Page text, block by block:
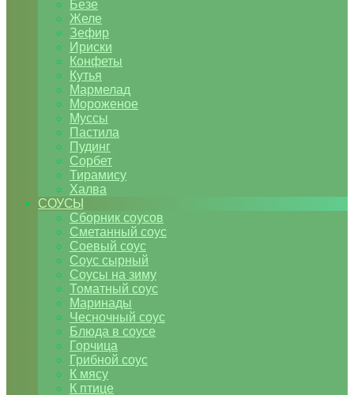
Безе
Желе
Зефир
Ириски
Конфеты
Кутья
Мармелад
Мороженое
Муссы
Пастила
Пудинг
Сорбет
Тирамису
Халва
СОУСЫ
Сборник соусов
Сметанный соус
Соевый соус
Соус сырный
Соусы на зиму
Томатный соус
Маринады
Чесночный соус
Блюда в соусе
Горчица
Грибной соус
К мясу
К птице